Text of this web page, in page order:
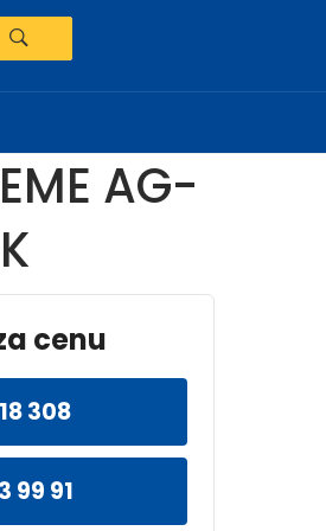
AG-
cenu
308
99 91